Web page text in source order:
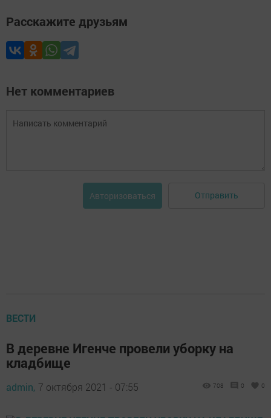
Расскажите друзьям
Нет комментариев
Авторизоваться Отправить
ВЕСТИ
В деревне Игенче провели уборку на
кладбище
admin, 7 октября 2021 - 07:55 708 0 0